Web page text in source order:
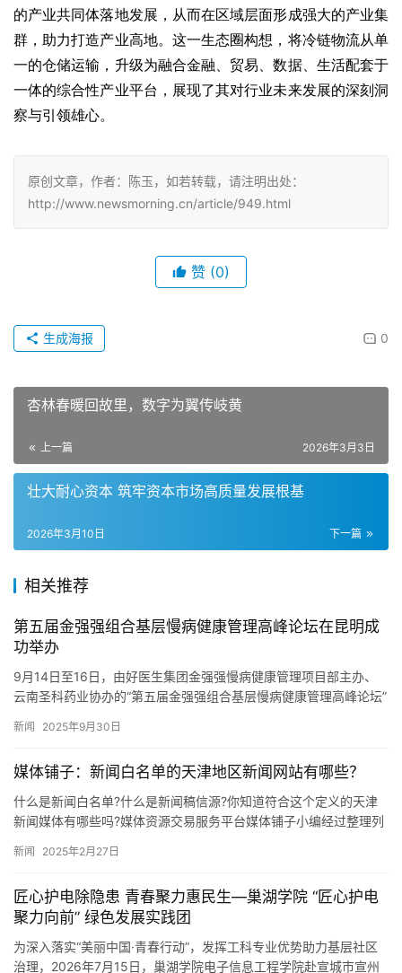
的产业共同体落地发展，从而在区域层面形成强大的产业集
群，助力打造产业高地。这一生态圈构想，将冷链物流从单
一的仓储运输，升级为融合金融、贸易、数据、生活配套于
一体的综合性产业平台，展现了其对行业未来发展的深刻洞
察与引领雄心。
原创文章，作者：陈玉，如若转载，请注明出处：
http://www.newsmorning.cn/article/949.html
赞 (0)
0
生成海报
杏林春暖回故里，数字为翼传岐黄
上一篇 2026年3月3日
壮大耐心资本 筑牢资本市场高质量发展根基
下一篇
2026年3月10日
相关推荐
第五届金强强组合基层慢病健康管理高峰论坛在昆明成
功举办
​9月14日至16日，由好医生集团金强强慢病健康管理项目部主办、
云南圣科药业协办的“第五届金强强组合基层慢病健康管理高峰论坛”
新闻 2025年9月30日
媒体铺子：新闻白名单的天津地区新闻网站有哪些？
什么是新闻白名单?什么是新闻稿信源?你知道符合这个定义的天津
新闻媒体有哪些吗?媒体资源交易服务平台媒体铺子小编经过整理列
新闻 2025年2月27日
匠心护电除隐患 青春聚力惠民生—巢湖学院 “匠心护电
聚力向前” 绿色发展实践团
为深入落实“美丽中国·青春行动”，发挥工科专业优势助力基层社区
治理，2026年7月15日，巢湖学院电子信息工程学院赴宣城市宣州